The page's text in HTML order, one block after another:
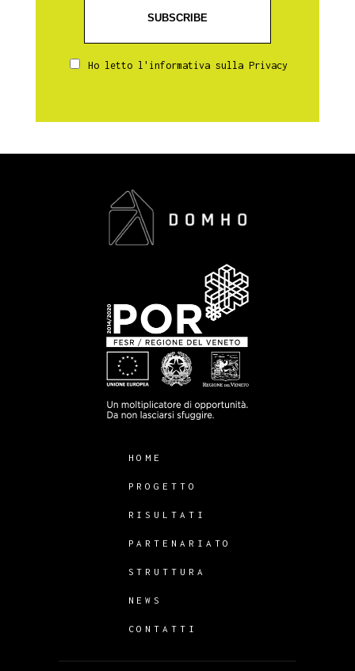
Ho letto l'informativa sullaPrivacy
HOME
PROGETTO
RISULTATI
PARTENARIATO
STRUTTURA
NEWS
CONTATTI